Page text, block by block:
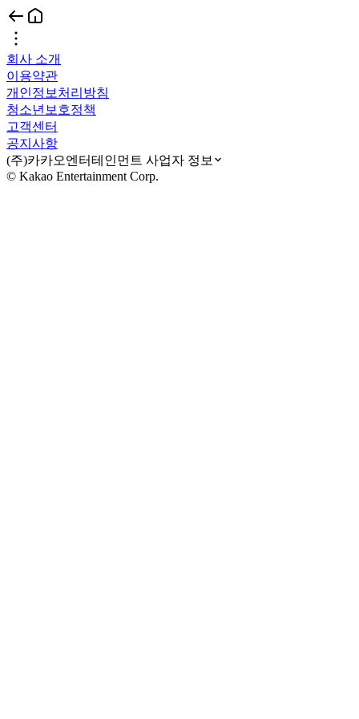
회사 소개
이용약관
개인정보처리방침
청소년보호정책
고객센터
공지사항
(주)카카오엔터테인먼트 사업자 정보
© Kakao Entertainment Corp.